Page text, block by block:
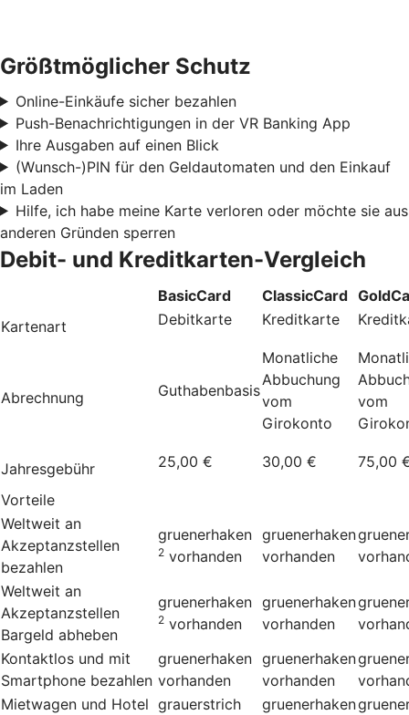
Größtmöglicher Schutz
Online-Einkäufe sicher bezahlen
Push-Benachrichtigungen in der VR Banking App
Ihre Ausgaben auf einen Blick
(Wunsch-)PIN für den Geldautomaten und den Einkauf
im Laden
Hilfe, ich habe meine Karte verloren oder möchte sie aus
anderen Gründen sperren
Debit- und Kreditkarten-Vergleich
BasicCard ClassicCard
Kartenart
Debitkarte Kreditkarte
Abrechnung Guthabenbasis
Monatliche
Abbuchung
vom
Girokonto
vom
Jahresgebühr 25,00 € 30,00 € 75,00
Vorteile
Weltweit an
Akzeptanzstellen
bezahlen
gruenerhaken
2 vorhanden
gruenerhaken
vorhanden
Weltweit an
Akzeptanzstellen
Bargeld abheben
gruenerhaken
2 vorhanden
gruenerhaken
vorhanden
Kontaktlos und mit
Smartphone bezahlen
gruenerhaken
vorhanden
gruenerhaken
vorhanden
Mietwagen und Hotel grauerstrich
gruenerhaken